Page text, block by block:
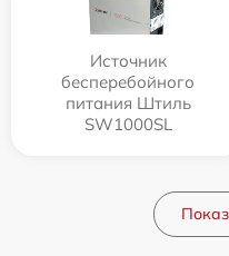
Источник
бесперебойного
питания Штиль
SW1000SL